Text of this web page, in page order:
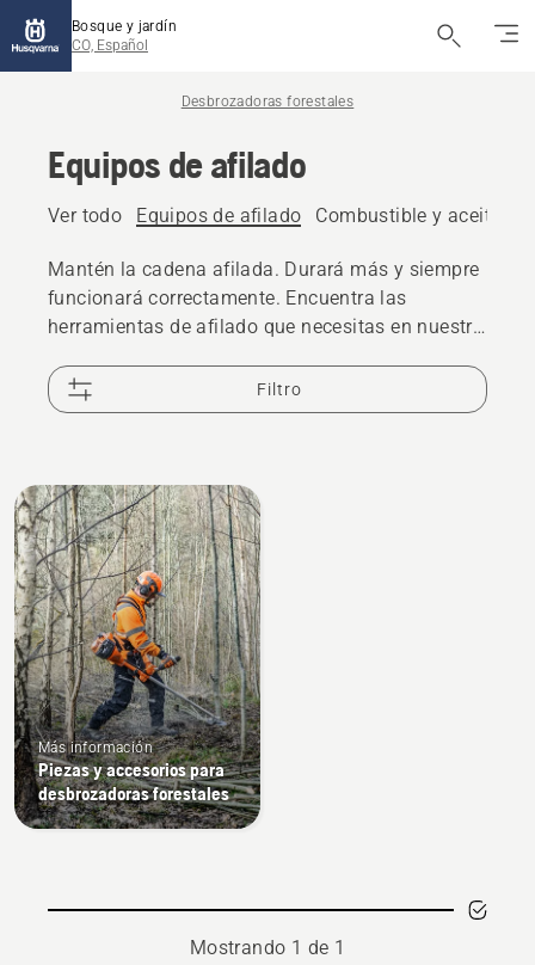
Bosque y jardín
CO, Español
Desbrozadoras forestales
Equipos de afilado
Ver todo Equipos de afilado Combustible y aceite
Mantén la cadena afilada. Durará más y siempre
funcionará correctamente. Encuentra las
herramientas de afilado que necesitas en nuestra
Filtro
All
products
Más información
Piezas y accesorios para
desbrozadoras forestales
Mostrando 1 de 1